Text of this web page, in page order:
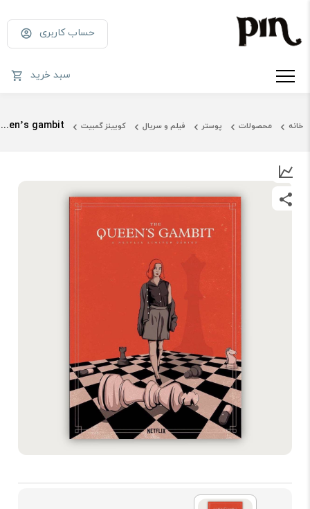
حساب کاربری
سبد خرید
خانه محصولات پوستر فیلم و سریال کویینز گمبیت Queen’s gambit